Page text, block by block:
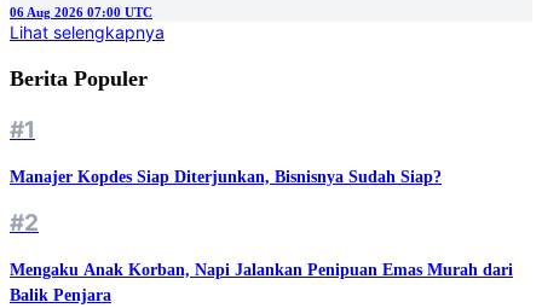
06 Aug 2026 07:00 UTC
Lihat selengkapnya
Berita Populer
#1
Manajer Kopdes Siap Diterjunkan, Bisnisnya Sudah Siap?
#2
Mengaku Anak Korban, Napi Jalankan Penipuan Emas Murah dari
Balik Penjara